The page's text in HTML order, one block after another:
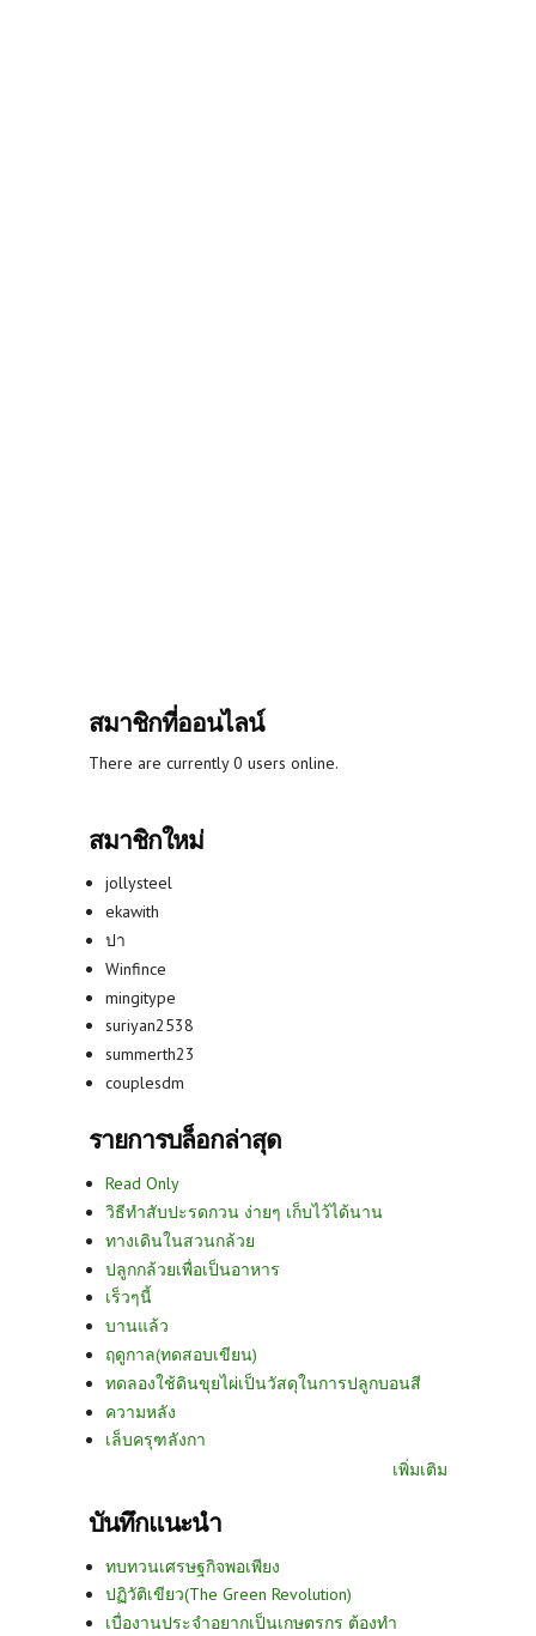
สมาชิกที่ออนไลน์
There are currently 0 users online.
สมาชิกใหม่
jollysteel
ekawith
ปา
Winfince
mingitype
suriyan2538
summerth23
couplesdm
รายการบล็อกล่าสุด
Read Only
วิธีทำสับปะรดกวน ง่ายๆ เก็บไว้ได้นาน
ทางเดินในสวนกล้วย
ปลูกกล้วยเพื่อเป็นอาหาร
เร็วๆนี้
บานแล้ว
ฤดูกาล(ทดสอบเขียน)
ทดลองใช้ดินขุยไผ่เป็นวัสดุในการปลูกบอนสี
ความหลัง
เล็บครุฑลังกา
เพิ่มเติม
บันทึกแนะนำ
ทบทวนเศรษฐกิจพอเพียง
ปฏิวัติเขียว(The Green Revolution)
เบื่องานประจำอยากเป็นเกษตรกร ต้องทำ